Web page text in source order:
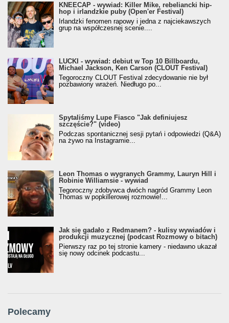
KNEECAP - wywiad: Killer Mike, rebeliancki hip-
hop i irlandzkie puby (Open'er Festival)
Irlandzki fenomen rapowy i jedna z najciekawszych
grup na współczesnej scenie....
LUCKI - wywiad: debiut w Top 10 Billboardu,
Michael Jackson, Ken Carson (CLOUT Festival)
Tegoroczny CLOUT Festival zdecydowanie nie był
pozbawiony wrażeń. Niedługo po...
Spytaliśmy Lupe Fiasco "Jak definiujesz
szczęście?" (video)
Podczas spontanicznej sesji pytań i odpowiedzi (Q&A)
na żywo na Instagramie...
Leon Thomas o wygranych Grammy, Lauryn Hill i
Robinie Williamsie - wywiad
Tegoroczny zdobywca dwóch nagród Grammy Leon
Thomas w popkillerowej rozmowie!...
Jak się gadało z Redmanem? - kulisy wywiadów i
produkcji muzycznej (podcast Rozmowy o bitach)
Pierwszy raz po tej stronie kamery - niedawno ukazał
się nowy odcinek podcastu...
Polecamy